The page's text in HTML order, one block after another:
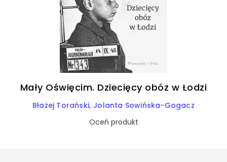
Mały Oświęcim. Dziecięcy obóz w Łodzi
Błażej Torański Jolanta Sowińska-Gogacz
Oceń produkt